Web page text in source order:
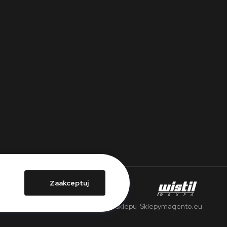
Wdrożenie sklepu Sklepymagento.eu
Zaakceptuj